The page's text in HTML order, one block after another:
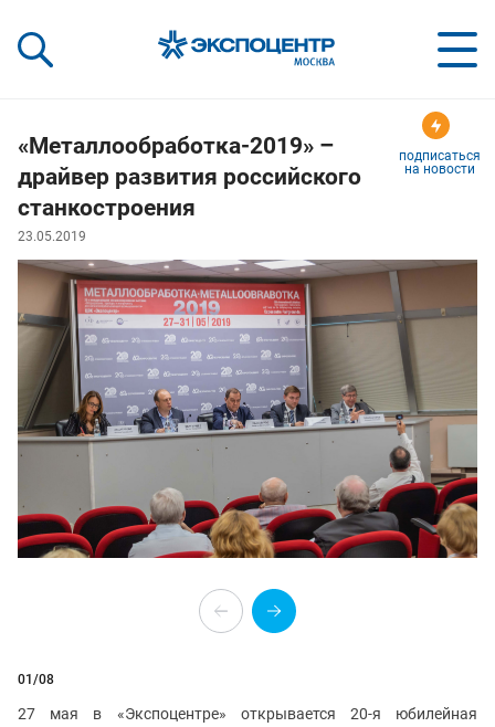
Shows:
a Key to Your Success
выставки вашего
подписаться
на новости
«Металлообработка-2019» –
драйвер развития российского
станкостроения
23.05.2019
01 /08
27 мая в «Экспоцентре» открывается 20-я юбилейная